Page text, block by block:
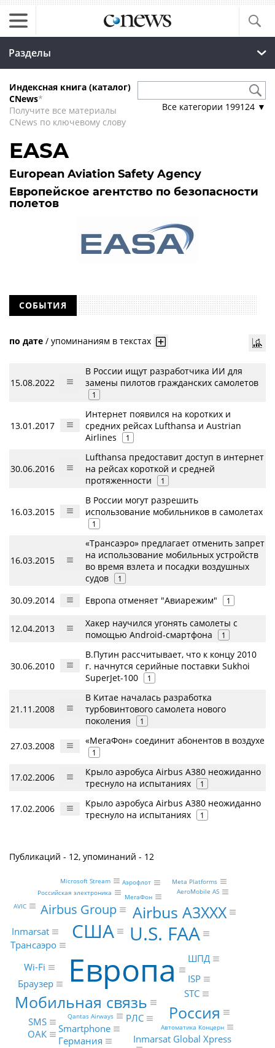
Разделы
Индексная книга (каталог)
CNews*
Получите все материалы
CNews по ключевому слову
Все категории 199124 ▼
EASA
European Aviation Safety Agency
Европейское агентство по безопасности
полетов
СОБЫТИЯ
по дате / упоминаниям в текстах
15.08.2022
В России ищут разработчика ИИ для
замены пилотов гражданских самолетов
1
13.01.2017
Интернет появился на коротких и
средних рейсах Lufthansa и Austrian
Airlines
1
30.06.2016
Lufthansa предоставит доступ в интернет
на рейсах короткой и средней
протяженности
1
16.03.2015
В России могут разрешить
использование мобильников в самолетах
1
16.03.2015
«Трансаэро» предлагает отменить запрет
на использование мобильных устройств
во время взлета и посадки воздушных
судов
1
30.09.2014 Европа отменяет "Авиарежим" 1
12.04.2013
Хакер научился угонять самолеты с
помощью Android-смартфона
1
30.06.2010
В.Путин рассчитывает, что к концу 2010
г. начнутся серийные поставки Sukhoi
SuperJet-100
1
21.11.2008
В Китае началась разработка
турбовинтового самолета нового
поколения
1
27.03.2008 «МегаФон» соединит абонентов в воздухе
1
17.02.2006
Крыло аэробуса Airbus A380 неожиданно
треснуло на испытаниях
1
17.02.2006
Крыло аэробуса Airbus A380 неожиданно
треснуло на испытаниях
1
Публикаций - 12, упоминаний - 12
Европа
U.S. FAA
США
Мобильная связь
Airbus A3XXX
Россия
Airbus Group
Inmarsat
STC
Трансаэро
Wi-Fi
SMS
Smartphone
ISP
ШПД
Браузер
РЛС
Inmarsat Global Xpress
ОАК
Германия
AeroMobile AS
Автоматика Концерн
МегаФон
Российская электроника
AVIC
Qantas Airways
Аэрофлот Meta Platforms
Microsoft Stream